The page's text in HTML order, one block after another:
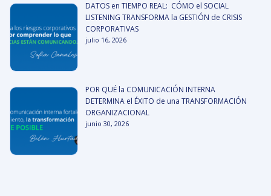
DATOS en TIEMPO REAL: CÓMO el SOCIAL
LISTENING TRANSFORMA la GESTIÓN de CRISIS
CORPORATIVAS
julio 16, 2026
POR QUÉ la COMUNICACIÓN INTERNA
DETERMINA el ÉXITO de una TRANSFORMACIÓN
ORGANIZACIONAL
junio 30, 2026